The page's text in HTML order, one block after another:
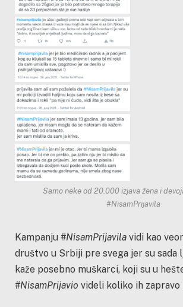
Samo neke od 20.000 izjava žena i
#NisamPrijavila
Kampanju #NisamPrijavila vidi kao
društvo u Srbiji pre svega jer su sada
kaže posebno muškarci, koji su u
#NisamPrijavio videli koliko ih zapravo